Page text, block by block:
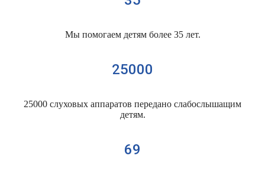
Мы помогаем детям более 35 лет.
25000
25000 слуховых аппаратов передано слабослышащим
детям.
69